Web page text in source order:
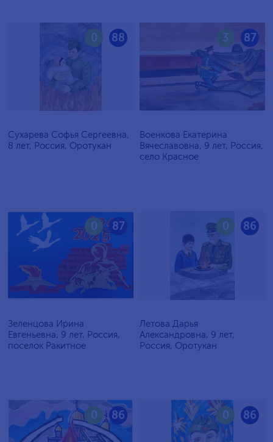
88
0
Сухарева Софья Сергеевна,
8 лет, Россия, Оротукан
87
3
Военкова Екатерина
Вячеславовна, 9 лет, Россия,
село Красное
87
0
Зеленцова Ирина
Евгеньевна, 9 лет, Россия,
поселок Ракитное
86
0
Летова Дарья
Александровна, 9 лет,
Россия, Оротукан
86
0 86
0